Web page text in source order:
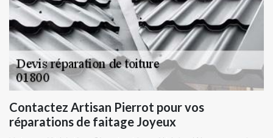
Contactez Artisan Pierrot pour vos
réparations de faitage Joyeux